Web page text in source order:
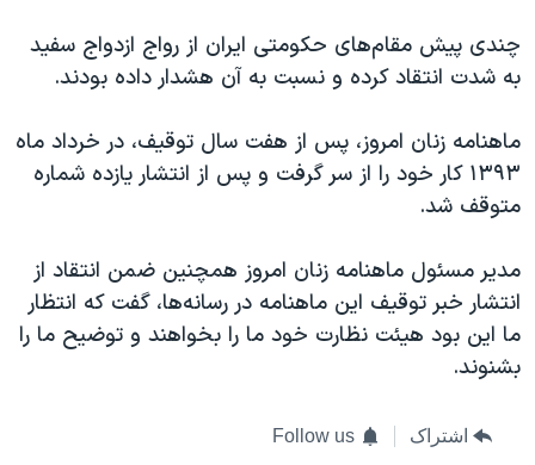
چندی پیش مقام‌های حکومتی ایران از رواج ازدواج سفید
به شدت انتقاد کرده و نسبت به آن هشدار داده بودند.
ماهنامه زنان امروز، پس از هفت سال توقيف، در خرداد ماه
۱۳۹۳ کار خود را از سر گرفت و پس از انتشار یازده شماره
متوقف شد.
مدیر مسئول ماهنامه زنان امروز همچنین ضمن انتقاد از
انتشار خبر توقیف این ماهنامه در رسانه‌ها، گفت که انتظار
ما این بود هیئت نظارت خود ما را بخواهند و توضیح ما را
بشنوند.
اشتراک Follow us